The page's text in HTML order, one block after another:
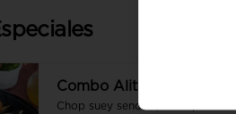
Combo Alitas Camarón
Chop suey sencillo, acompañado